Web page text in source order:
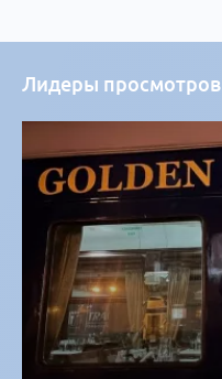
Лидеры просмотров